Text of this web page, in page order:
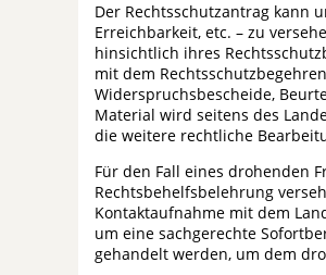
Der Rechtsschutzantrag kann
Erreichbarkeit, etc. – zu
hinsichtlich ihres
mit dem
Widerspruchsbescheide,
Material wird seitens des
die weitere rechtliche
Für den Fall eines drohenden
Rechtsbehelfsbelehrung
Kontaktaufnahme mit dem
um eine sachgerechte
gehandelt werden, um dem